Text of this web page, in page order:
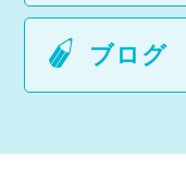
ブログ